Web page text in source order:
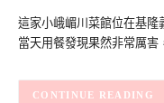
這家小峨嵋川菜館位在基隆
當天用餐發現果然非常厲害
CONTINUE READING